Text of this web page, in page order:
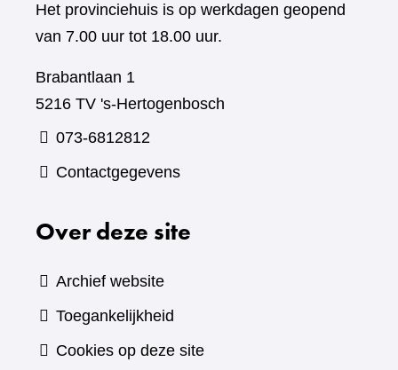
Het provinciehuis is op werkdagen geopend
van 7.00 uur tot 18.00 uur.
Brabantlaan 1
5216 TV 's-Hertogenbosch
073-6812812
Contactgegevens
Over deze site
Archief website
Toegankelijkheid
Cookies op deze site